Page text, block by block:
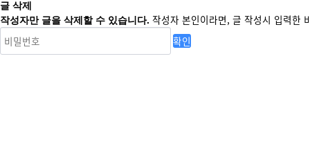
글 삭제
작성자만 글을 삭제할 수 있습니다. 작성자 본인이라면, 글 작성시 입력한